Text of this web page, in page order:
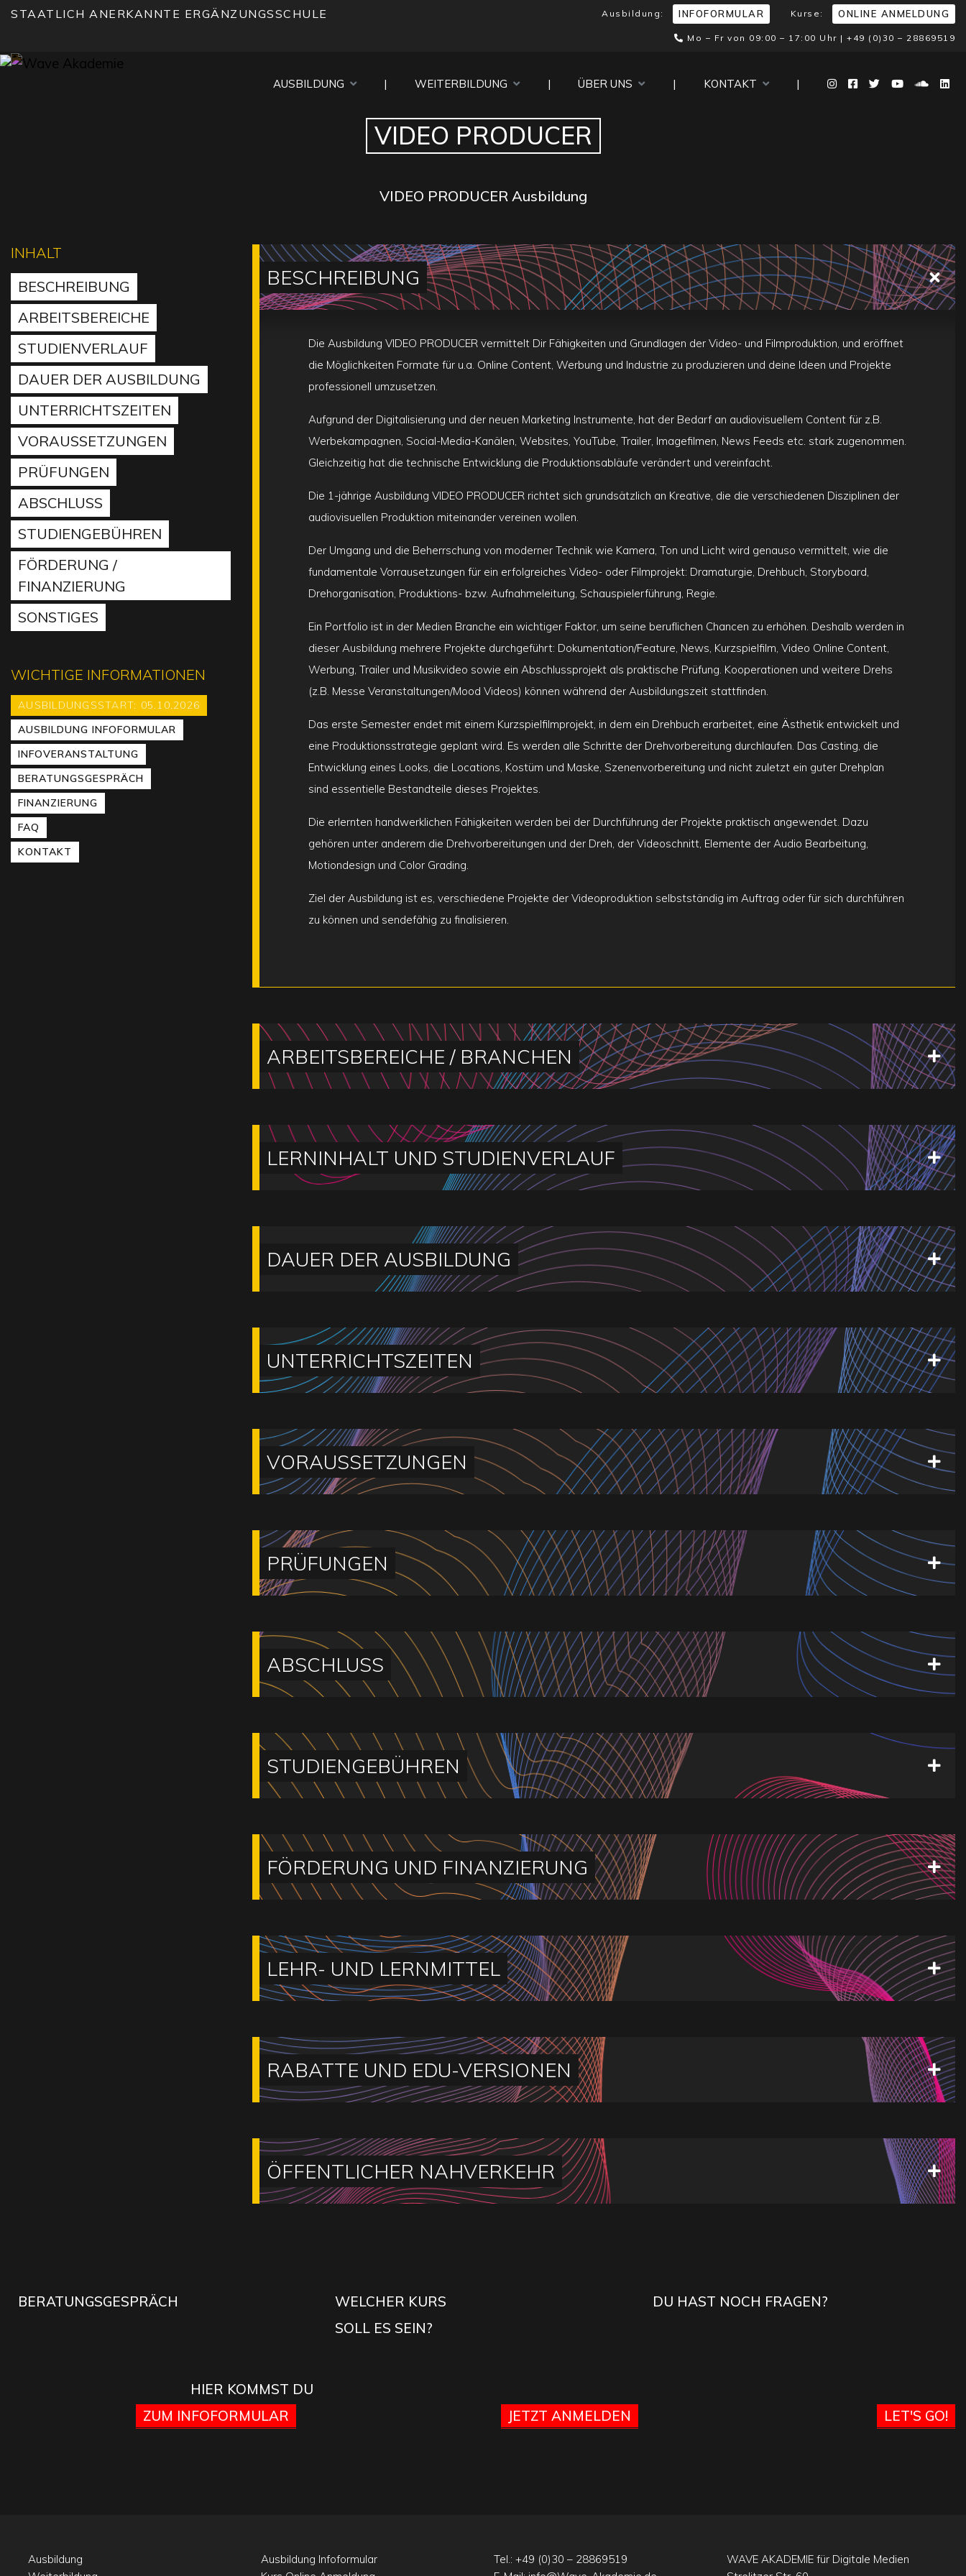
STAATLICH ANERKANNTE ERGÄNZUNGSSCHULE Ausbildung: INFOFORMULAR Kurse: ONLINE ANMELDUNG
Mo – Fr von 09:00 – 17:00 Uhr | +49 (0)30 – 28869519
AUSBILDUNG | WEITERBILDUNG | ÜBER UNS | KONTAKT |
VIDEO PRODUCER
VIDEO PRODUCER Ausbildung
INHALT
BESCHREIBUNG
ARBEITSBEREICHE
STUDIENVERLAUF
DAUER DER AUSBILDUNG
UNTERRICHTSZEITEN
VORAUSSETZUNGEN
PRÜFUNGEN
ABSCHLUSS
STUDIENGEBÜHREN
FÖRDERUNG /
FINANZIERUNG
SONSTIGES
WICHTIGE INFORMATIONEN
AUSBILDUNGSSTART: 05.10.2026
AUSBILDUNG INFOFORMULAR
INFOVERANSTALTUNG
BERATUNGSGESPRÄCH
FINANZIERUNG
FAQ
KONTAKT
BESCHREIBUNG
Die Ausbildung VIDEO PRODUCER vermittelt Dir Fähigkeiten und Grundlagen der Video- und Filmproduktion, und eröffnet
die Möglichkeiten Formate für u.a. Online Content, Werbung und Industrie zu produzieren und deine Ideen und Projekte
professionell umzusetzen.
Aufgrund der Digitalisierung und der neuen Marketing Instrumente, hat der Bedarf an audiovisuellem Content für z.B.
Werbekampagnen, Social-Media-Kanälen, Websites, YouTube, Trailer, Imagefilmen, News Feeds etc. stark zugenommen.
Gleichzeitig hat die technische Entwicklung die Produktionsabläufe verändert und vereinfacht.
Die 1-jährige Ausbildung VIDEO PRODUCER richtet sich grundsätzlich an Kreative, die die verschiedenen Disziplinen der
audiovisuellen Produktion miteinander vereinen wollen.
Der Umgang und die Beherrschung von moderner Technik wie Kamera, Ton und Licht wird genauso vermittelt, wie die
fundamentale Vorrausetzungen für ein erfolgreiches Video- oder Filmprojekt: Dramaturgie, Drehbuch, Storyboard,
Drehorganisation, Produktions- bzw. Aufnahmeleitung, Schauspielerführung, Regie.
Ein Portfolio ist in der Medien Branche ein wichtiger Faktor, um seine beruflichen Chancen zu erhöhen. Deshalb werden in
dieser Ausbildung mehrere Projekte durchgeführt: Dokumentation/Feature, News, Kurzspielfilm, Video Online Content,
Werbung, Trailer und Musikvideo sowie ein Abschlussprojekt als praktische Prüfung. Kooperationen und weitere Drehs
(z.B. Messe Veranstaltungen/Mood Videos) können während der Ausbildungszeit stattfinden.
Das erste Semester endet mit einem Kurzspielfilmprojekt, in dem ein Drehbuch erarbeitet, eine Ästhetik entwickelt und
eine Produktionsstrategie geplant wird. Es werden alle Schritte der Drehvorbereitung durchlaufen. Das Casting, die
Entwicklung eines Looks, die Locations, Kostüm und Maske, Szenenvorbereitung und nicht zuletzt ein guter Drehplan
sind essentielle Bestandteile dieses Projektes.
Die erlernten handwerklichen Fähigkeiten werden bei der Durchführung der Projekte praktisch angewendet. Dazu
gehören unter anderem die Drehvorbereitungen und der Dreh, der Videoschnitt, Elemente der Audio Bearbeitung,
Motiondesign und Color Grading.
Ziel der Ausbildung ist es, verschiedene Projekte der Videoproduktion selbstständig im Auftrag oder für sich durchführen
zu können und sendefähig zu finalisieren.
ARBEITSBEREICHE / BRANCHEN
LERNINHALT UND STUDIENVERLAUF
DAUER DER AUSBILDUNG
UNTERRICHTSZEITEN
VORAUSSETZUNGEN
PRÜFUNGEN
ABSCHLUSS
STUDIENGEBÜHREN
FÖRDERUNG UND FINANZIERUNG
LEHR- UND LERNMITTEL
RABATTE UND EDU-VERSIONEN
ÖFFENTLICHER NAHVERKEHR
BERATUNGSGESPRÄCH
HIER KOMMST DU
ZUM INFOFORMULAR
WELCHER KURS
SOLL ES SEIN?
JETZT ANMELDEN
DU HAST NOCH FRAGEN?
LET'S GO!
Ausbildung
Ausbildung Infoformular
Tel.: +49 (0)30 – 28869519
WAVE AKADEMIE für Digitale Medien